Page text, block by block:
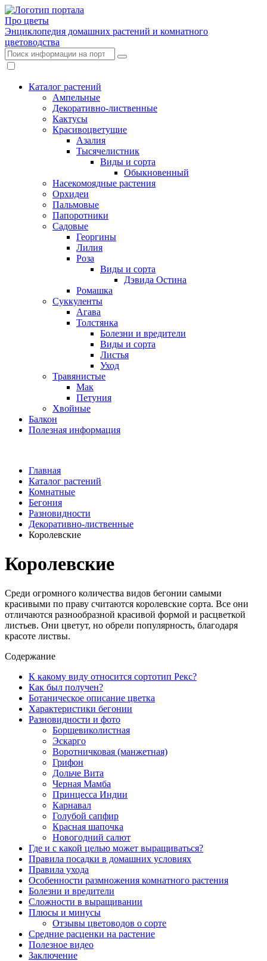
Про цветы
Энциклопедия домашних растений и комнатного
цветоводства
Каталог растений
Ампельные
Декоративно-лиственные
Кактусы
Красивоцветущие
Азалия
Тысячелистник
Виды и сорта
Обыкновенный
Насекомоядные растения
Орхидеи
Пальмовые
Папоротники
Садовые
Георгины
Лилия
Роза
Виды и сорта
Дэвида Остина
Ромашка
Суккуленты
Агава
Толстянка
Болезни и вредители
Виды и сорта
Листья
Уход
Травянистые
Мак
Петуния
Хвойные
Балкон
Полезная информация
Главная
Каталог растений
Комнатные
Бегония
Разновидности
Декоративно-лиственные
Королевские
Королевские
Среди огромного количества видов бегонии самыми
красивыми по праву считаются королевские сорта. Все они
отличаются разнообразной красивой формой и расцветкой
листьев. Они цветут, но обрели популярность, благодаря
красоте листвы.
Содержание
К какому виду относится сортотип Рекс?
Как был получен?
Ботаническое описание цветка
Характеристики бегонии
Разновидности и фото
Борщевиколистная
Эскарго
Воротничковая (манжетная)
Грифон
Дольче Вита
Черная Мамба
Принцесса Индии
Карнавал
Голубой сапфир
Красная шапочка
Новогодний салют
Где и с какой целью может выращиваться?
Правила посадки в домашних условиях
Правила ухода
Особенности размножения комнатного растения
Болезни и вредители
Сложности в выращивании
Плюсы и минусы
Отзывы цветоводов о сорте
Средние расценки на растение
Полезное видео
Заключение